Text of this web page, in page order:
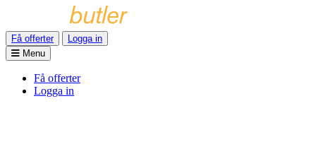
Få offerter
Logga in
Menu
Få offerter
Logga in